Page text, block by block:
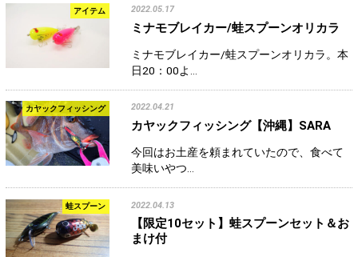
アイテム 2022.05.17
ミナモブレイカー/蛙スプーンオリカラ
ミナモブレイカー/蛙スプーンオリカラ。本
日20：00よ…
カヤックフィッシング 2022.04.21
カヤックフィッシング【沖縄】SARA
今回はお土産を頼まれていたので、食べて
美味いやつ…
蛙スプーン 2022.04.13
【限定10セット】蛙スプーンセット＆お
まけ付